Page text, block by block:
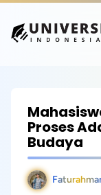
Proses
Budaya